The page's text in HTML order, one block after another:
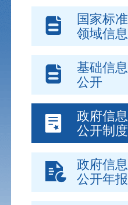
国家标准
领域信息
基础信息
公开
政府信息
公开制度
政府信息
公开年报